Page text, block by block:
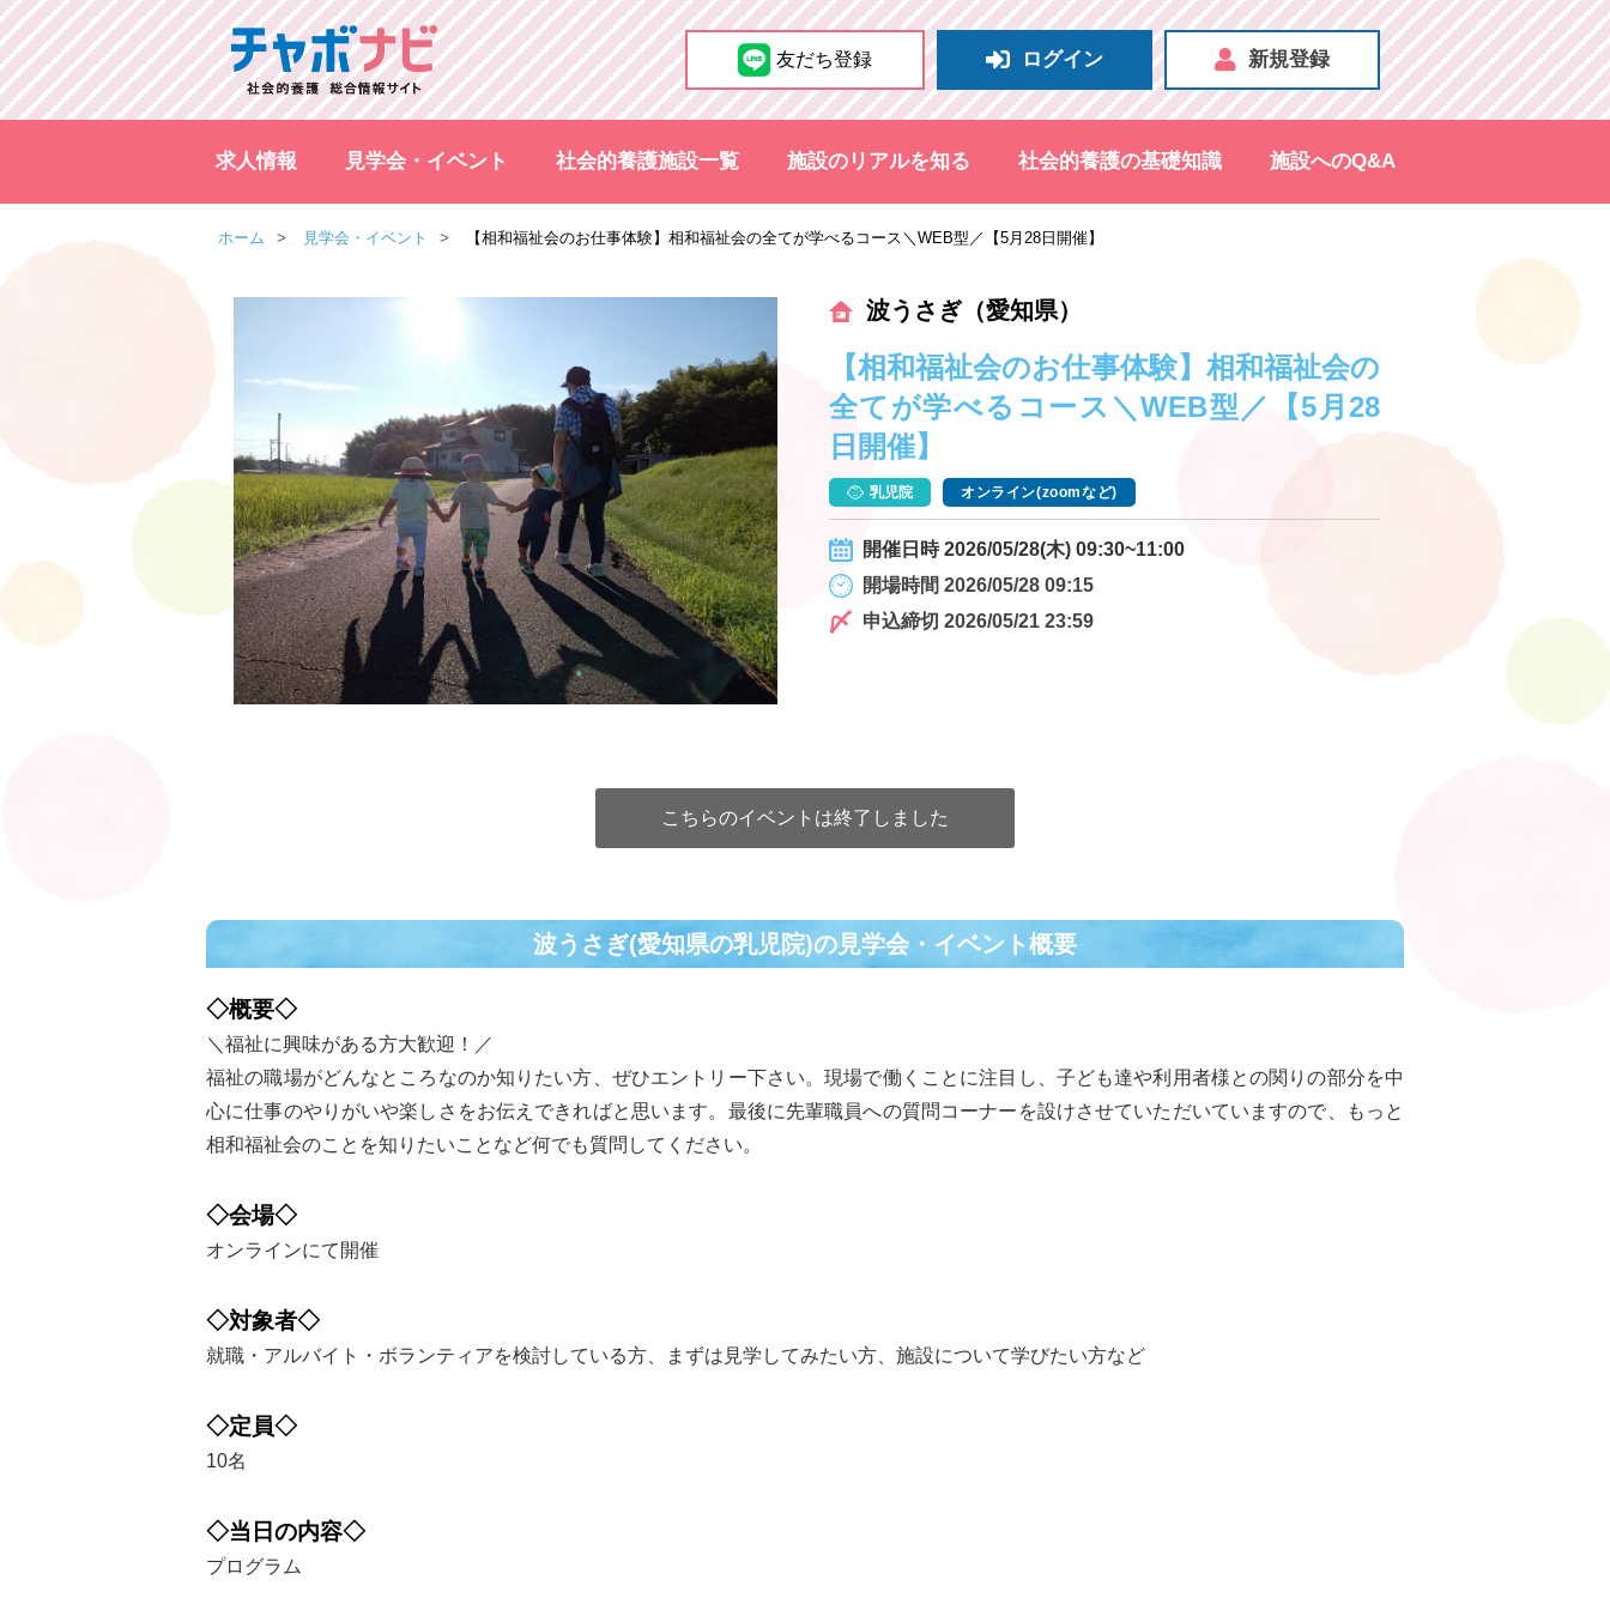
友だち登録 ログイン 新規登録
求人情報 見学会・イベント 社会的養護施設一覧 施設のリアルを知る 社会的養護の基礎知識 施設へのQ&A
ホーム 見学会・イベント 【相和福祉会のお仕事体験】相和福祉会の全てが学べるコース＼WEB型／【5月28日開催】
波うさぎ（愛知県）
【相和福祉会のお仕事体験】相和福祉会の
全てが学べるコース＼WEB型／【5月28
日開催】
乳児院 オンライン(zoomなど)
開催日時 2026/05/28(木) 09:30~11:00
開場時間 2026/05/28 09:15
申込締切 2026/05/21 23:59
こちらのイベントは終了しました
波うさぎ(愛知県の乳児院)の⾒学会・イベント概要
◇概要◇
＼福祉に興味がある方大歓迎！／
福祉の職場がどんなところなのか知りたい方、ぜひエントリー下さい。現場で働くことに注目し、子ども達や利用者様との関りの部分を中
心に仕事のやりがいや楽しさをお伝えできればと思います。最後に先輩職員への質問コーナーを設けさせていただいていますので、もっと
相和福祉会のことを知りたいことなど何でも質問してください。
◇会場◇
オンラインにて開催
◇対象者◇
就職・アルバイト・ボランティアを検討している方、まずは見学してみたい方、施設について学びたい方など
◇定員◇
10名
◇当日の内容◇
プログラム